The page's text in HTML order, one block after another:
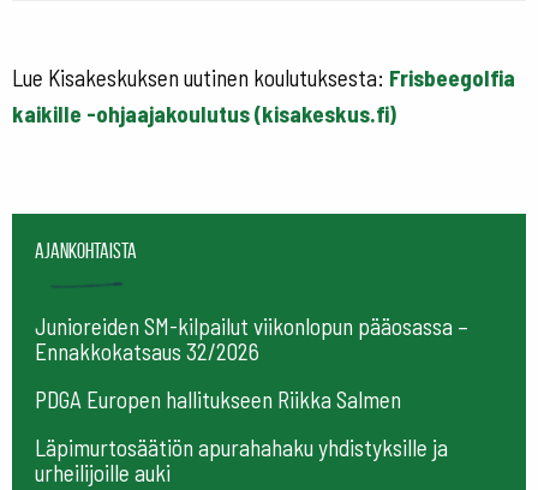
Lue Kisakeskuksen uutinen koulutuksesta: Frisbeegolfia
kaikille -ohjaajakoulutus (kisakeskus.fi)
Ajankohtaista
Junioreiden SM-kilpailut viikonlopun pääosassa –
Ennakkokatsaus 32/2026
PDGA Europen hallitukseen Riikka Salmen
Läpimurtosäätiön apurahahaku yhdistyksille ja
urheilijoille auki